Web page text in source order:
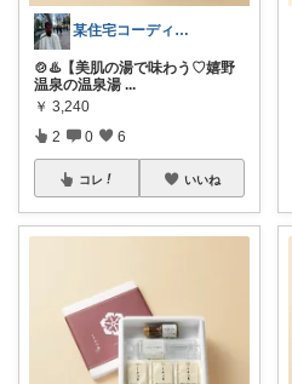
某住宅コーディネーター🏠の一押し品
🍲♨️【美肌の湯で味わう♡嬉野
温泉の温泉湯 ...
￥ 3,240
2 0 6
コレ いいね